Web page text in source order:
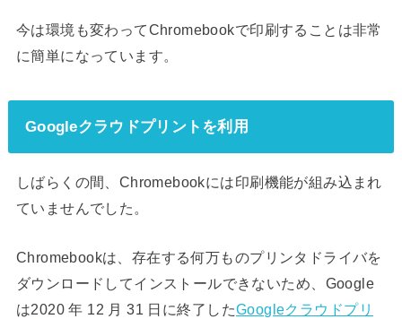
今は環境も変わってChromebookで印刷することは非常
に簡単になっています。
Googleクラウドプリントを利用
しばらくの間、Chromebookには印刷機能が組み込まれ
ていませんでした。
Chromebookは、存在する何万ものプリンタドライバを
ダウンロードしてインストールできないため、Google
は2020 年 12 月 31 日に終了したGoogleクラウドプリ